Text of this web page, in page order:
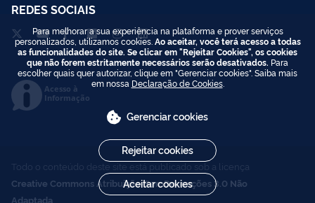
REDES SOCIAIS
Acesso à
Informação
Todo o conteúdo deste site está publicado sob a licença
Creative Commons Atribuição-SemDerivações 3.0 Não
Adaptada
Para melhorar a sua experiência na plataforma e prover serviços
personalizados, utilizamos cookies. Ao aceitar, você terá acesso a todas
as funcionalidades do site. Se clicar em "Rejeitar Cookies", os cookies
que não forem estritamente necessários serão desativados. Para
escolher quais quer autorizar, clique em "Gerenciar cookies". Saiba mais
em nossa Declaração de Cookies.
Gerenciar cookies
Rejeitar cookies
Aceitar cookies